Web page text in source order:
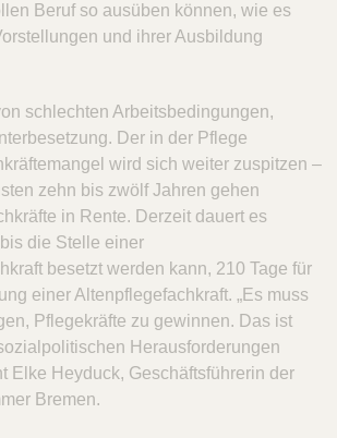
Beruf so ausüben können, wie es
und ihrer Ausbildung
schlechten Arbeitsbedingungen,
Der in der Pflege
wird sich weiter zuspitzen –
zehn bis zwölf Jahren gehen
in Rente. Derzeit dauert es
die Stelle einer
besetzt werden kann, 210 Tage für
einer Altenpflegefachkraft. „Es muss
Pflegekräfte zu gewinnen. Das ist
Herausforderungen
Elke Heyduck, Geschäftsführerin der
Bremen.